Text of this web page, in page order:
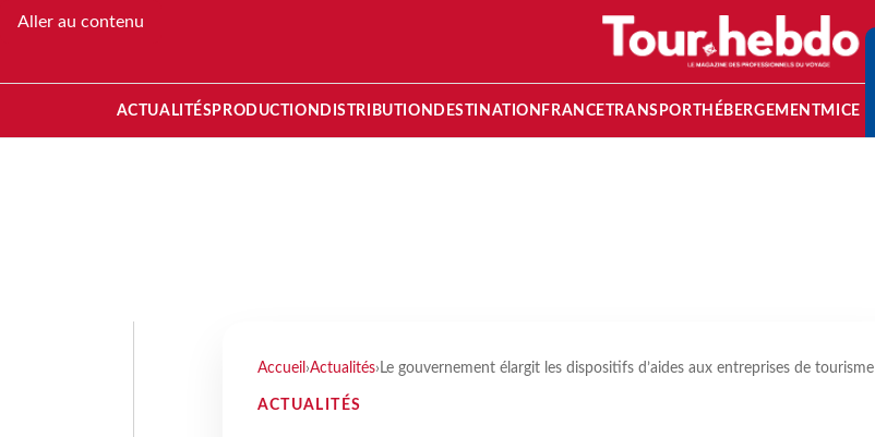
Aller au contenu
ACTUALITÉS PRODUCTION DISTRIBUTION DESTINATION FRANCETRANSPORT HÉBERGEMENTMICE
Accueil ›Actualités› Le gouvernement élargit les dispositifs d’aides aux entreprises de tourisme
ACTUALITÉS